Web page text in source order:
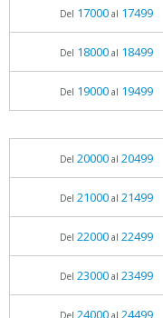
Del 17000al 17499
Del 18000al 18499
Del 19000al 19499
Del 20000al 20499
Del 21000al 21499
Del 22000al 22499
Del 23000al 23499
Del 24000al 24499